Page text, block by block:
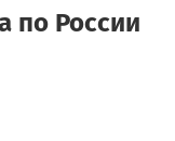
по России